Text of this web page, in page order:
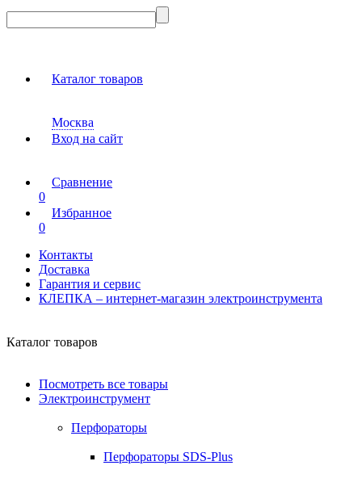
Каталог товаров
Москва
Вход на сайт
Сравнение
0
Избранное
0
Контакты
Доставка
Гарантия и сервис
КЛЕПКА – интернет-магазин электроинструмента
Каталог товаров
Посмотреть все товары
Электроинструмент
Перфораторы
Перфораторы SDS-Plus